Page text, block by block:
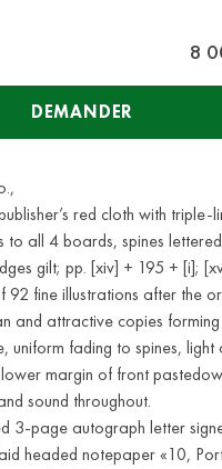
8
DEMANDER
red cloth with triple-
to all 4 boards, spines lettered
gilt; pp. [xiv] + 195 + [i];
92 fine illustrations after the
and attractive copies
uniform fading to spines, light
margin of front
sound throughout.
3-page autograph letter
headed notepaper «10,